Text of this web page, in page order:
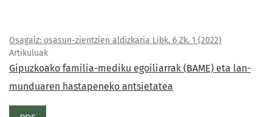
Osagaiz: osasun-zientzien aldizkaria Libk. 6 Zk. 1 (2022)
Artikuluak
Gipuzkoako familia-mediku egoiliarrak (BAME) eta lan-
munduaren hastapeneko antsietatea